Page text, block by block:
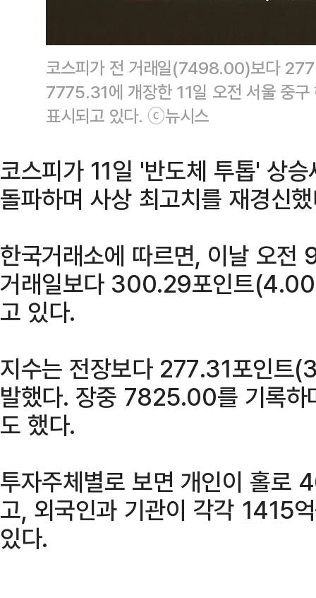
코스피가 전 거래일(7498.00)보다
7775.31에 개장한 11일 오전 서울 중구
표시되고 있다. ⓒ뉴시스
코스피가 11일 '반도체 투톱' 상
돌파하며 사상 최고치를 재경신
한국거래소에 따르면, 이날 오전
거래일보다 300.29포인트
고 있다.
지수는 전장보다 277.31포인
발했다. 장중 7825.00를 기록하
도 했다.
투자주체별로 보면 개인이 홀로
고, 외국인과 기관이 각각 1415
있다.